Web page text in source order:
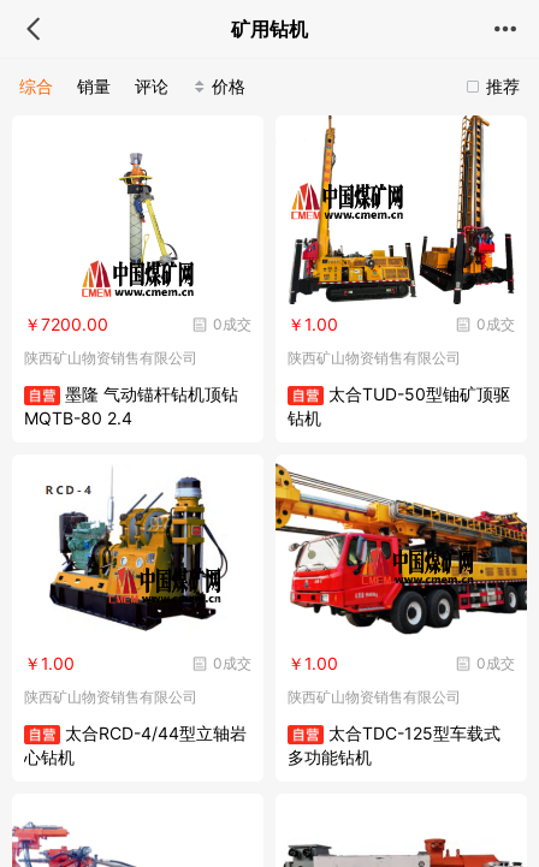
矿用钻机
推荐
综合 销量 评论 价格
0成交
￥7200.00
陕西矿山物资销售有限公司
墨隆 气动锚杆钻机顶钻
MQTB-80 2.4
0成交
￥1.00
陕西矿山物资销售有限公司
太合TUD-50型铀矿顶驱
钻机
0成交
￥1.00
陕西矿山物资销售有限公司
太合RCD-4/44型立轴岩
心钻机
0成交
￥1.00
陕西矿山物资销售有限公司
太合TDC-125型车载式
多功能钻机